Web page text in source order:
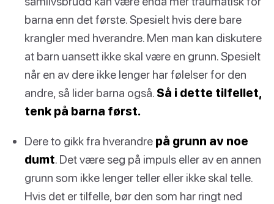
barna enn det første. Spesielt hvis dere bare
krangler med hverandre. Men man kan diskutere
at barn uansett ikke skal være en grunn. Spesielt
når en av dere ikke lenger har følelser for den
andre, så lider barna også. Så i dette tilfellet,
tenk på barna først.
Dere to gikk fra hverandre på grunn av noe
dumt. Det være seg på impuls eller av en annen
grunn som ikke lenger teller eller ikke skal telle.
Hvis det er tilfelle, bør den som har ringt ned